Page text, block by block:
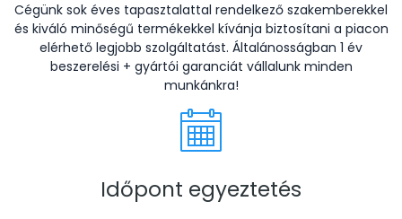
Cégünk sok éves tapasztalattal rendelkező szakemberekkel
és kiváló minőségű termékekkel kívánja biztosítani a piacon
elérhető legjobb szolgáltatást. Általánosságban 1 év
beszerelési + gyártói garanciát vállalunk minden
munkánkra!
Időpont egyeztetés